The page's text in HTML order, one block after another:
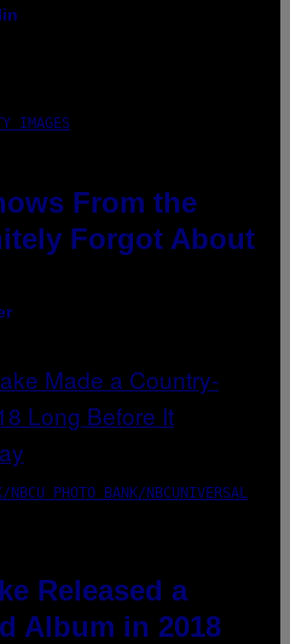
IMAGES
From the
Forgot About
PHOTO BANK/NBCUNIVERSAL
Released a
Album in 2018